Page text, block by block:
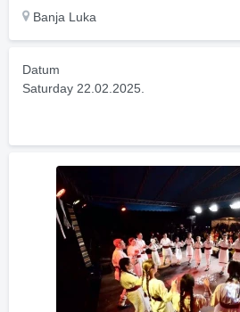
Banja Luka
Datum
Saturday 22.02.2025.